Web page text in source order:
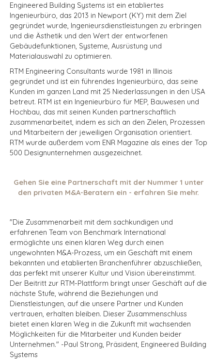
Engineered Building Systems ist ein etabliertes
Ingenieurbüro, das 2013 in Newport (KY) mit dem Ziel
gegründet wurde, Ingenieursdienstleistungen zu erbringen
und die Ästhetik und den Wert der entworfenen
Gebäudefunktionen, Systeme, Ausrüstung und
Materialauswahl zu optimieren.
RTM Engineering Consultants wurde 1981 in Illinois
gegründet und ist ein führendes Ingenieurbüro, das seine
Kunden im ganzen Land mit 25 Niederlassungen in den USA
betreut. RTM ist ein Ingenieurbüro für MEP, Bauwesen und
Hochbau, das mit seinen Kunden partnerschaftlich
zusammenarbeitet, indem es sich an den Zielen, Prozessen
und Mitarbeitern der jeweiligen Organisation orientiert.
RTM wurde außerdem vom ENR Magazine als eines der Top
500 Designunternehmen ausgezeichnet.
Gehen Sie eine Partnerschaft mit der Nummer 1 unter
den privaten M&A-Beratern ein - erfahren Sie mehr.
"Die Zusammenarbeit mit dem sachkundigen und
erfahrenen Team von Benchmark International
ermöglichte uns einen klaren Weg durch einen
ungewohnten M&A-Prozess, um ein Geschäft mit einem
bekannten und etablierten Branchenführer abzuschließen,
das perfekt mit unserer Kultur und Vision übereinstimmt.
Der Beitritt zur RTM-Plattform bringt unser Geschäft auf die
nächste Stufe, während die Beziehungen und
Dienstleistungen, auf die unsere Partner und Kunden
vertrauen, erhalten bleiben. Dieser Zusammenschluss
bietet einen klaren Weg in die Zukunft mit wachsenden
Möglichkeiten für die Mitarbeiter und Kunden beider
Unternehmen." -Paul Strong, Präsident, Engineered Building
Systems